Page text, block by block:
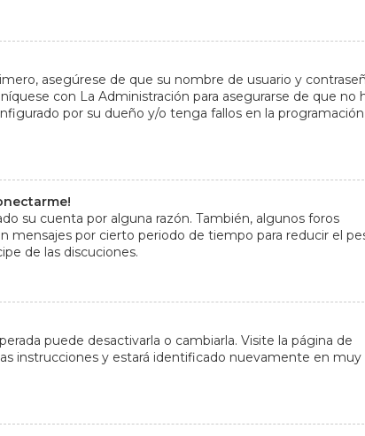
asegúrese de que su nombre de usuario y
con La Administración para asegurarse de que no
por su dueño y/o tenga fallos en la
su cuenta por alguna razón. También, algunos foros
mensajes por cierto periodo de tiempo para reducir el
de las discuciones.
puede desactivarla o cambiarla. Visite la página de
instrucciones y estará identificado nuevamente en muy